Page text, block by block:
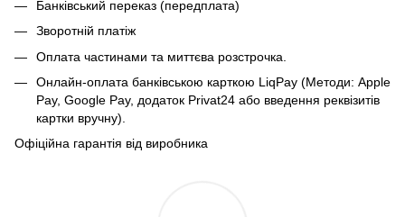
Банківський переказ (передплата)
Зворотній платіж
Оплата частинами та миттєва розстрочка.
Онлайн-оплата банківською карткою LiqPay (Методи: Apple
Pay, Google Pay, додаток Privat24 або введення реквізитів
картки вручну).
Офіційна гарантія від виробника